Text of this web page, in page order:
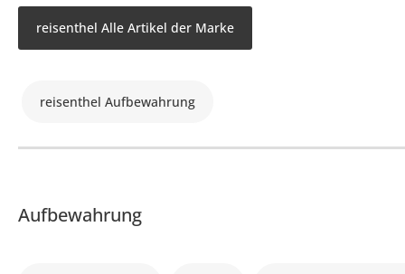
reisenthel Alle Artikel der Marke
reisenthel Aufbewahrung
Aufbewahrung